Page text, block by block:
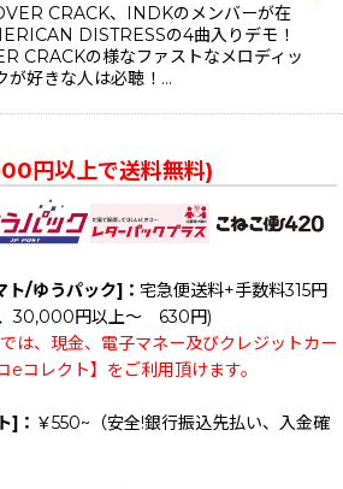
CRACK、INDKのメンバーが在
DISTRESSの4曲入りデモ！
CRACKの様なファストなメロディッ
が好きな人は必聴！…
円以上で送料無料)
ト/ゆうパック]： 宅急便送料+手数料315円
30,000円以上～ 630円)
は、現金、電子マネー及びクレジットカー
eコレクト】をご利用頂けます。
]： ￥550~（安全!銀行振込先払い、入金確